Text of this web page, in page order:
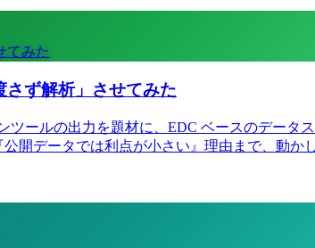
てみた
ず解析」させてみた
ツールの出力を題材に、EDC ベースのデー
開データでは利点が小さい』理由まで、動か